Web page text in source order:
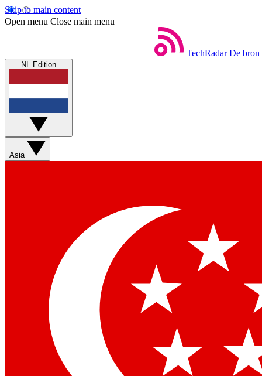
Skip to main content
Open menu Close main menu
TechRadar De bron
NL Edition
Asia